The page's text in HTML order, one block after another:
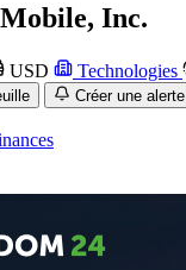
Inc.
USD Technologies
Créer une alerte